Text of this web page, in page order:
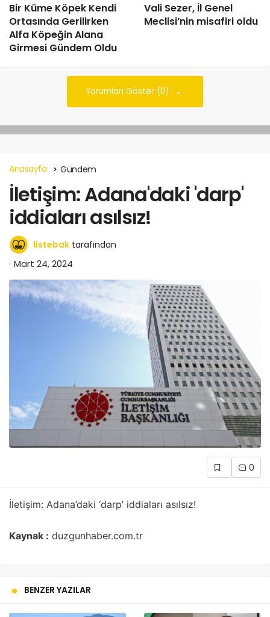
Bir Küme Köpek Kendi
Ortasında Gerilirken
Alfa Köpeğin Alana
Girmesi Gündem Oldu
Vali Sezer, İl Genel
Meclisi’nin misafiri oldu
Yorumları Göster (0)
Anasayfa Gündem
İletişim: Adana'daki 'darp'
iddiaları asılsız!
listebak tarafından
Mart 24, 2024
0
İletişim: Adana’daki ‘darp’ iddiaları asılsız!
Kaynak : duzgunhaber.com.tr
BENZER YAZILAR